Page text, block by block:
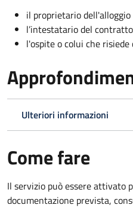
il proprietario dell'alloggio
l’intestatario del
l'ospite o colui che
Ulteriori informazioni
Come fare
Il servizio può essere attivato
documentazione prevista,